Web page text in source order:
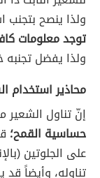
ولذا ينصح بتجنب
توجد معلومات
ولذا يفضل تجنبه
محاذير استخدام
إنّ تناول
حساسية القمح؛
تناوله، وأيضاً